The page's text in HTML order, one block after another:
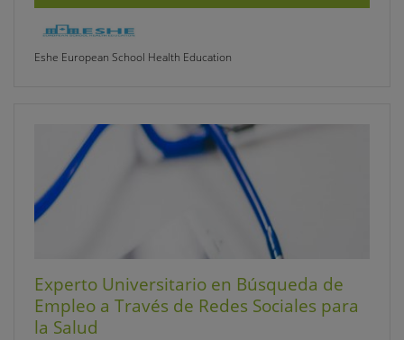
Eshe European School Health Education
Experto Universitario en Búsqueda de
Empleo a Través de Redes Sociales para
la Salud